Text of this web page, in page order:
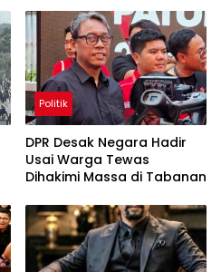
Politik
DPR Desak Negara Hadir
Usai Warga Tewas
Dihakimi Massa di Tabanan